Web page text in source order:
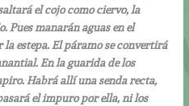
el cojo como ciervo, la
Pues manarán aguas en el
estepa. El páramo se convertirá
En la guarida de los
Habrá allí una senda recta,
el impuro por ella, ni los